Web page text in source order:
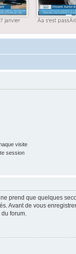
janvier Ãa s'est
visite
session
prend que quelques
Avant de vous
forum.